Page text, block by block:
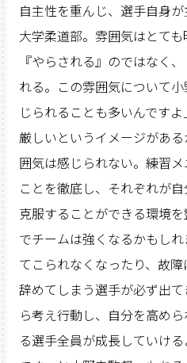
自主性を重んじ、選手自身
大学柔道部。雰囲気はとて
『やらされる』のではなく
れる。この雰囲気について
じられることも多いんです
厳しいというイメージがあ
囲気は感じられない。練習
ことを徹底し、それぞれが
克服することができる環境
でチームは強くなるかもし
てこられなくなったり、故障
辞めてしまう選手が必ず出
ら考え行動し、自分を高め
る選手全員が成長していけ